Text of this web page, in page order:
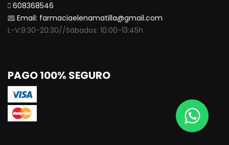
608368546
Email: farmaciaelenamatilla@gmail.com
L-V:9:30-20:30//Sábados: 10:00-13:45h
PAGO 100% SEGURO